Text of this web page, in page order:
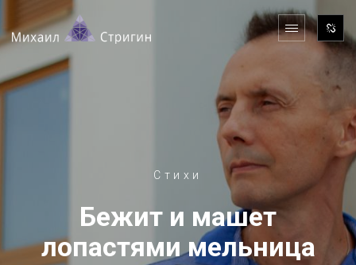
Стихи
Бежит и машет
лопастями мельница